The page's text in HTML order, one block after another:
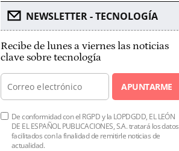
NEWSLETTER - TECNOLOGÍA
Recibe de lunes a viernes las noticias
clave sobre tecnología
APUNTARME
De conformidad con el RGPD y la LOPDGDD, EL LEÓN
DE EL ESPAÑOL PUBLICACIONES, S.A. tratará los datos
facilitados con la finalidad de remitirle noticias de
actualidad.